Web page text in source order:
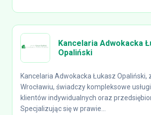
Kancelaria Adwokacka
Opaliński
Kancelaria Adwokacka Łukasz Opaliński,
Wrocławiu, świadczy kompleksowe
klientów indywidualnych oraz
Specjalizując się w prawie...